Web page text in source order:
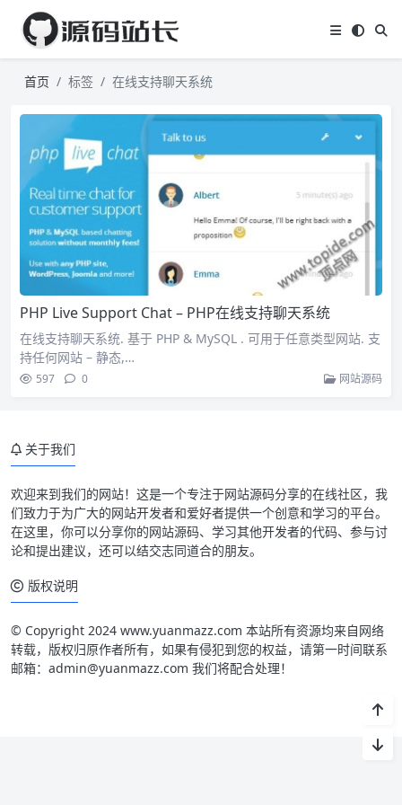
首页 标签 在线支持聊天系统
PHP Live Support Chat – PHP在线支持聊天系统
在线支持聊天系统. 基于 PHP & MySQL . 可用于任意类型网站. 支
持任何网站 – 静态,…
597 0 网站源码
关于我们
欢迎来到我们的网站！这是一个专注于网站源码分享的在线社区，我
们致力于为广大的网站开发者和爱好者提供一个创意和学习的平台。
在这里，你可以分享你的网站源码、学习其他开发者的代码、参与讨
论和提出建议，还可以结交志同道合的朋友。
版权说明
© Copyright 2024 www.yuanmazz.com 本站所有资源均来自网络
转载，版权归原作者所有，如果有侵犯到您的权益，请第一时间联系
邮箱：admin@yuanmazz.com 我们将配合处理！